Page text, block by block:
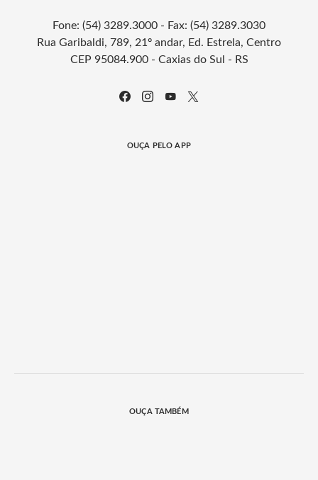
Fone: (54) 3289.3000 - Fax: (54) 3289.3030
Rua Garibaldi, 789, 21º andar, Ed. Estrela, Centro
CEP 95084.900 - Caxias do Sul - RS
OUÇA PELO APP
OUÇA TAMBÉM